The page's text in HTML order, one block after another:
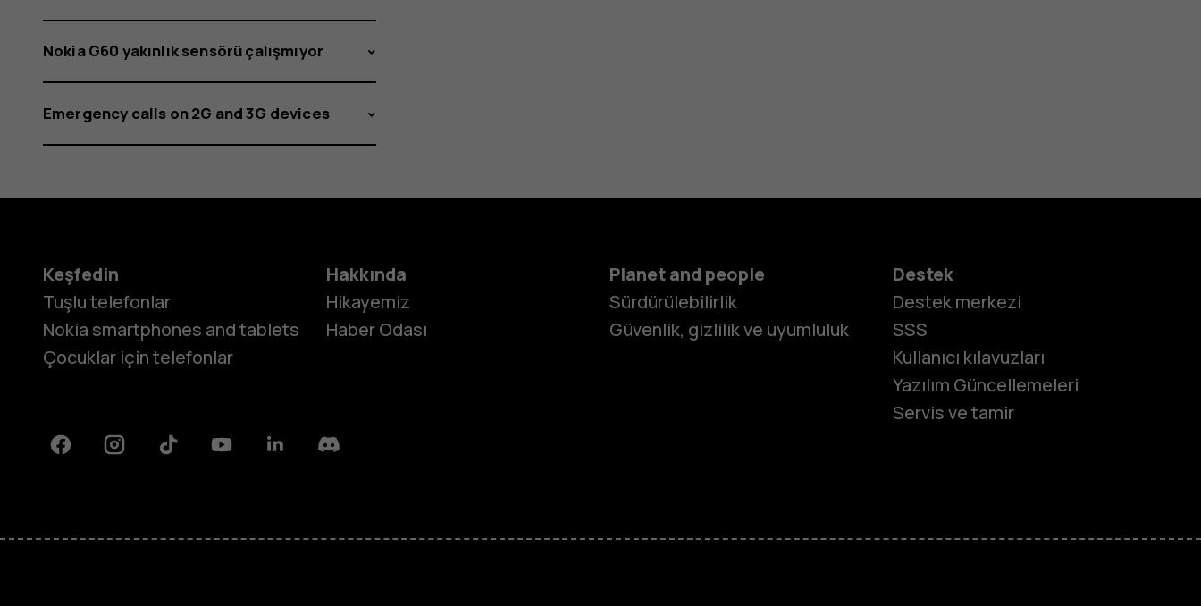
Nokia G60 yakınlık sensörü çalışmıyor
Emergency calls on 2G and 3G devices
Keşfedin
Tuşlu telefonlar
Nokia smartphones and tablets
Çocuklar için telefonlar
Hakkında
Hikayemiz
Haber Odası
Planet and people
Sürdürülebilirlik
Güvenlik, gizlilik ve uyumluluk
Destek
Destek merkezi
SSS
Kullanıcı kılavuzları
Yazılım Güncellemeleri
Servis ve tamir
FacebookInstagramTiktok YoutubeLinkedinDiscord